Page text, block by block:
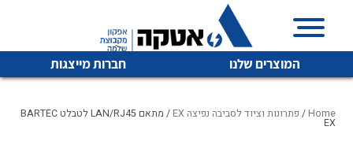
המוצרים שלנו חברות מייצגות
Home
/ פתרונות וציוד לסביבה נפיצה EX / מתאם LAN/RJ45 לטבלט BARTEC
EX